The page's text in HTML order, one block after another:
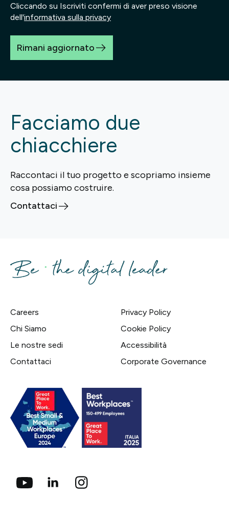
Cliccando su Iscriviti confermi di aver preso visione
dell'informativa sulla privacy
Rimani aggiornato
Facciamo due
chiacchiere
Raccontaci il tuo progetto e scopriamo insieme
cosa possiamo costruire.
Contattaci
Careers
Chi Siamo
Le nostre sedi
Contattaci
Privacy Policy
Cookie Policy
Accessibilità
Corporate Governance